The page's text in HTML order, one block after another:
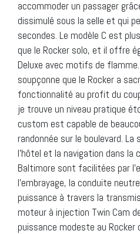
accommoder un passager
dissimulé sous la selle et qui
secondes. Le modèle C est
que le Rocker solo, et il offre
Deluxe avec motifs de
soupçonne que le Rocker a
fonctionnalité au profit du
je trouve un niveau pratique
custom est capable de
randonnée sur le boulevard.
l’hôtel et la navigation dans la
Baltimore sont facilitées par
l’embrayage, la conduite
puissance à travers la
moteur à injection Twin Cam
puissance modeste au Rocker